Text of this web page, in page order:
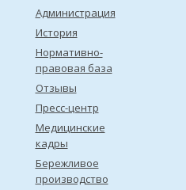
Администрация
История
Нормативно-
правовая база
Отзывы
Пресс-центр
Медицинские
кадры
Бережливое
производство